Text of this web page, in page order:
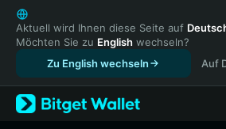
English
日本語
Tiếng Việt
Русский
Español (Latinoamérica)
Türkçe
Aktuell wird Ihnen diese Seite auf
Möchten Sie zu English wechseln?
Zu English wechseln
Auf